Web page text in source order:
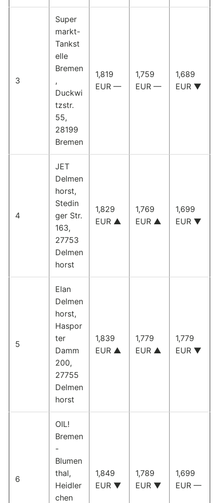
3
Super
markt-
Tankst
elle
Bremen
,
Duckwi
tzstr.
55,
28199
Bremen
1,819
EUR —
1,759
EUR —
1,689
EUR ▼
4
JET
Delmen
horst,
Stedin
ger Str.
163,
27753
Delmen
horst
1,829
EUR ▲
1,769
EUR ▲
1,699
EUR ▼
5
Elan
Delmen
horst,
Haspor
ter
Damm
200,
27755
Delmen
horst
1,839
EUR ▲
1,779
EUR ▲
1,779
EUR ▼
6
OIL!
Bremen
-
Blumen
thal,
Heidler
chen
1,849
EUR ▼
1,789
EUR ▼
1,699
EUR —